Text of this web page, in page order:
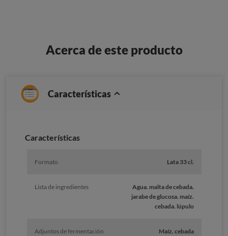
Acerca de este producto
Características
Caracterí­sticas
Formato Lata 33 cl.
Lista de ingredientes
Agua. malta de cebada.
jarabe de glucosa. maíz.
cebada. lúpulo
Adjuntos de fermentación Maíz. cebada